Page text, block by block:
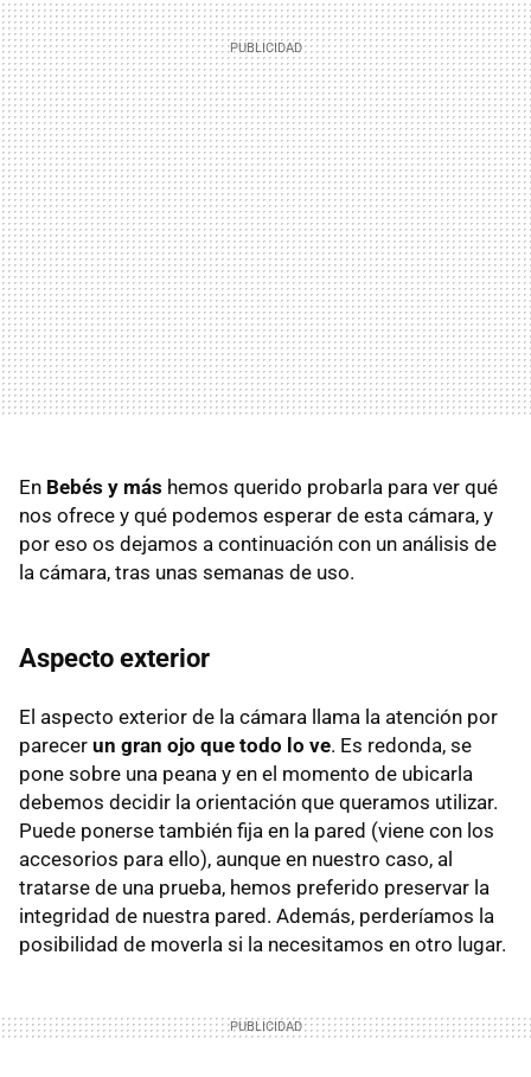
En Bebés y más hemos querido probarla para ver qué
nos ofrece y qué podemos esperar de esta cámara, y
por eso os dejamos a continuación con un análisis de
la cámara, tras unas semanas de uso.
Aspecto exterior
El aspecto exterior de la cámara llama la atención por
parecer un gran ojo que todo lo ve. Es redonda, se
pone sobre una peana y en el momento de ubicarla
debemos decidir la orientación que queramos utilizar.
Puede ponerse también fija en la pared (viene con los
accesorios para ello), aunque en nuestro caso, al
tratarse de una prueba, hemos preferido preservar la
integridad de nuestra pared. Además, perderíamos la
posibilidad de moverla si la necesitamos en otro lugar.